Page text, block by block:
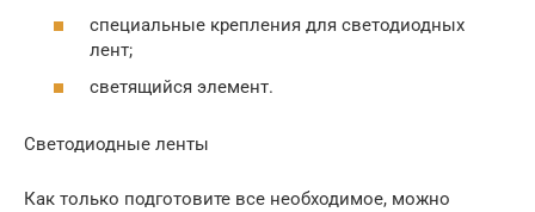
специальные крепления для светодиодных
лент;
светящийся элемент.
Светодиодные ленты
Как только подготовите все необходимое, можно